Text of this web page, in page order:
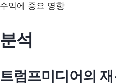
수익에 중요 영향
분석
트럼프미디어의